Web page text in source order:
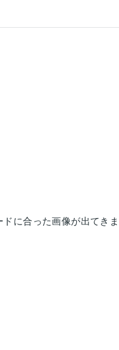
に合った画像が出てきま